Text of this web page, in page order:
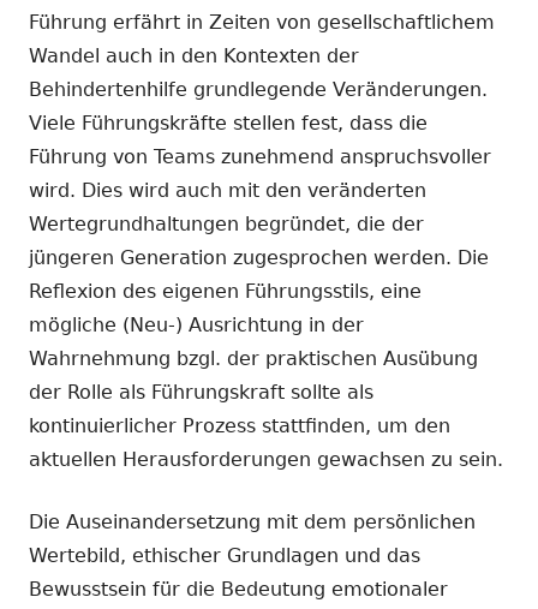
Führung erfährt in Zeiten von gesellschaftlichem
Wandel auch in den Kontexten der
Behindertenhilfe grundlegende Veränderungen.
Viele Führungskräfte stellen fest, dass die
Führung von Teams zunehmend anspruchsvoller
wird. Dies wird auch mit den veränderten
Wertegrundhaltungen begründet, die der
jüngeren Generation zugesprochen werden. Die
Reflexion des eigenen Führungsstils, eine
mögliche (Neu-) Ausrichtung in der
Wahrnehmung bzgl. der praktischen Ausübung
der Rolle als Führungskraft sollte als
kontinuierlicher Prozess stattfinden, um den
aktuellen Herausforderungen gewachsen zu sein.
Die Auseinandersetzung mit dem persönlichen
Wertebild, ethischer Grundlagen und das
Bewusstsein für die Bedeutung emotionaler